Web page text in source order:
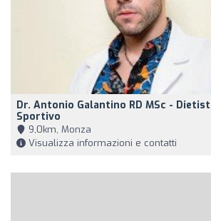
Dr. Antonio Galantino RD MSc -
Sportivo
9,0km, Monza
Visualizza informazioni e contatti